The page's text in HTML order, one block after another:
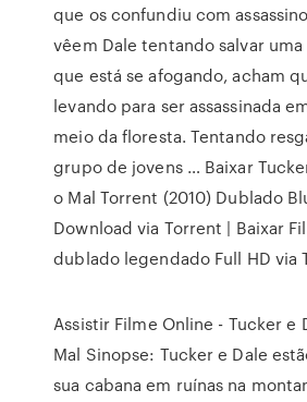
que os confundiu com
vêem Dale tentando salvar uma
que está se afogando, acham
levando para ser assassinada
meio da floresta. Tentando
grupo de jovens … Baixar
o Mal Torrent (2010) Dublado
Download via Torrent | Baixar
dublado legendado Full HD via
Assistir Filme Online - Tucker e
Mal Sinopse: Tucker e Dale
sua cabana em ruínas na